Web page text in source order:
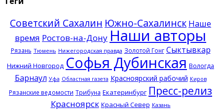
Советский Сахалин Южно-Сахалинск Наше
время Ростов-на-Дону Наши авторы
Рязань Тюмень Нижегородская правда Золотой Гонг Сыктывкар
Нижний Новгород Софья Дубинская Вологда
Барнаул Уфа Областная газета Красноярский рабочий Киров
Рязанские ведомости Трибуна Екатеринбург Пресс-релиз
Красноярск Красный Север Казань